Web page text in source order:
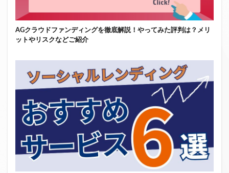
AGクラウドファンディングを徹底解説！やってみた評判は？メリ
ットやリスクなどご紹介